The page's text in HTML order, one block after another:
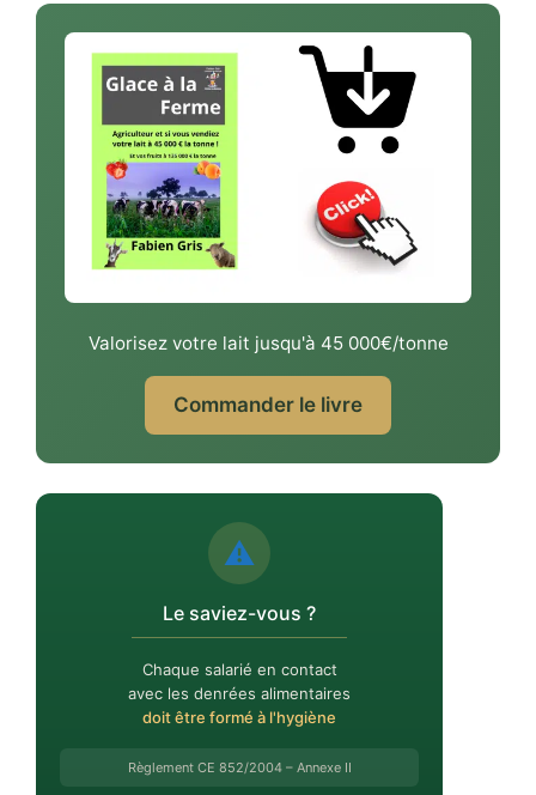
Valorisez votre lait jusqu'à 45 000€/tonne
Commander le livre
⚠️
Le saviez-vous ?
Chaque salarié en contact
avec les denrées alimentaires
doit être formé à l'hygiène
Règlement CE 852/2004 – Annexe II